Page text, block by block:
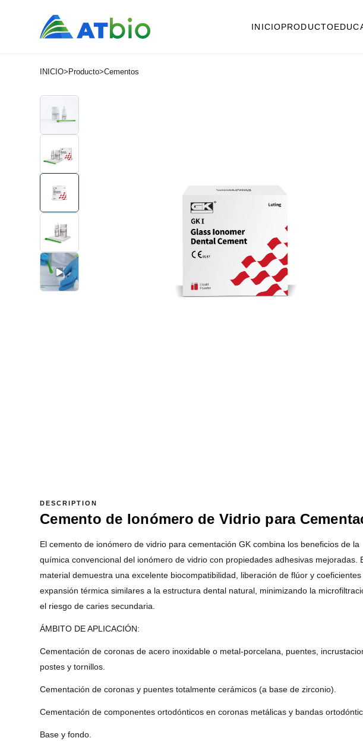
INICIOPRODUCTO
INICIO> Producto>Cementos
DESCRIPTION
Cemento de Ionómero de Vidrio para
El cemento de ionómero de vidrio para cementación GK combina los beneficios de la
química convencional del ionómero de vidrio con propiedades adhesivas mejoradas.
material demuestra una excelente biocompatibilidad, liberación de flúor y coeficientes
expansión térmica similares a la estructura dental natural, minimizando la
el riesgo de caries secundaria.
ÁMBITO DE APLICACIÓN:
Cementación de coronas de acero inoxidable o metal-porcelana, puentes,
postes y tornillos.
Cementación de coronas y puentes totalmente cerámicos (a base de zirconio).
Cementación de componentes ortodónticos en coronas metálicas y bandas
Base y fondo.